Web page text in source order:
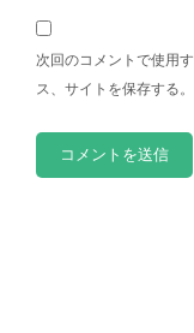
次回のコメントで使用
ス、サイトを保存する。